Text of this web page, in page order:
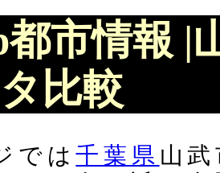
市情報 |
比較
では千葉県 山